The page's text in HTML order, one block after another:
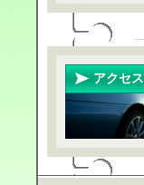
アクセス